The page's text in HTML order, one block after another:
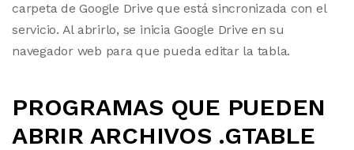
carpeta de Google Drive que está sincronizada con el
servicio. Al abrirlo, se inicia Google Drive en su
navegador web para que pueda editar la tabla.
PROGRAMAS QUE PUEDEN
ABRIR ARCHIVOS .GTABLE